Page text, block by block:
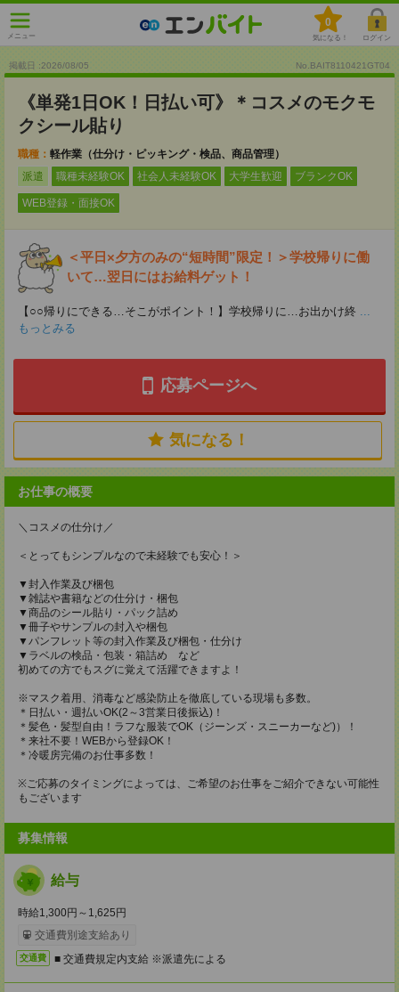
メニュー
0
気になる！ ログイン
掲載日 :2026/08/05 No.BAIT8110421GT04
《単発1日OK！日払い可》＊コスメのモクモ
クシール貼り
職種： 軽作業（仕分け・ピッキング・検品、商品管理）
派遣
職種未経験OK 社会人未経験OK 大学生歓迎 ブランクOK
WEB登録・面接OK
＜平日×夕方のみの“短時間”限定！＞学校帰りに働
いて…翌日にはお給料ゲット！
【○○帰りにできる…そこがポイント！】学校帰りに…お出かけ終 ...
もっとみる
応募ページへ
気になる！
お仕事の概要
＼コスメの仕分け／
＜とってもシンプルなので未経験でも安心！＞
▼封入作業及び梱包
▼雑誌や書籍などの仕分け・梱包
▼商品のシール貼り・パック詰め
▼冊子やサンプルの封入や梱包
▼パンフレット等の封入作業及び梱包・仕分け
▼ラベルの検品・包装・箱詰め など
初めての方でもスグに覚えて活躍できますよ！
※マスク着用、消毒など感染防止を徹底している現場も多数。
＊日払い・週払いOK(2～3営業日後振込)！
＊髪色・髪型自由！ラフな服装でOK（ジーンズ・スニーカーなど)）！
＊来社不要！WEBから登録OK！
＊冷暖房完備のお仕事多数！
※ご応募のタイミングによっては、ご希望のお仕事をご紹介できない可能性
もございます
募集情報
給与
時給1,300円～1,625円
交通費別途支給あり
交通費 ■ 交通費規定内支給 ※派遣先による